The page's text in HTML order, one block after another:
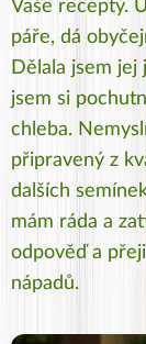
Vaše recepty.
páře, dá
Dělala jsem
jsem si
chleba.
připravený z
dalších
mám ráda a
odpověď a
nápadů.